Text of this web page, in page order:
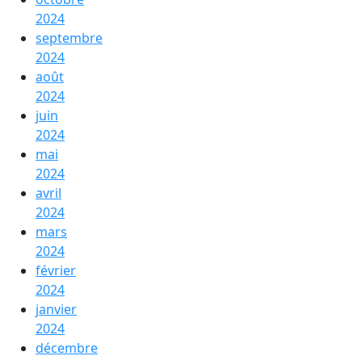
2024
septembre
2024
août
2024
juin
2024
mai
2024
avril
2024
mars
2024
février
2024
janvier
2024
décembre